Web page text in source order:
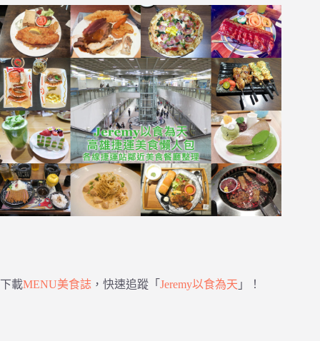
下載MENU美食誌 ，快速追蹤「 Jeremy以食為天 」！